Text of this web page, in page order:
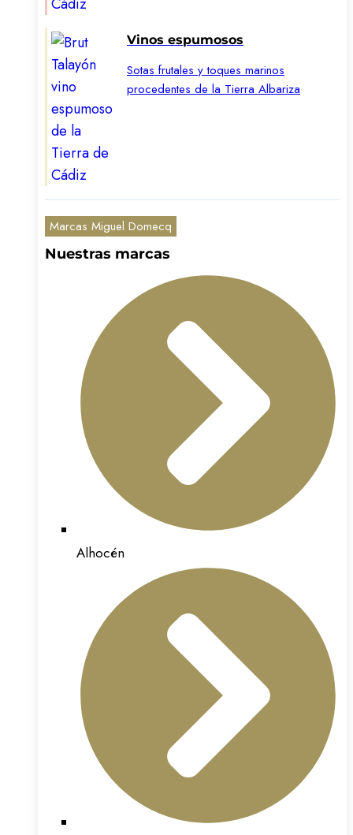
Vinos espumosos
Sotas frutales y toques marinos
procedentes de la Tierra Albariza
Marcas Miguel Domecq
Nuestras marcas
Alhocén